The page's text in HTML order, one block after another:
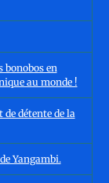
bonobos en
au monde !
de détente de la
Yangambi.